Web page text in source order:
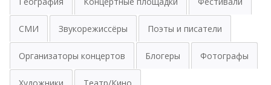
СМИ Звукорежиссёры Поэты и писатели
Организаторы концертов Блогеры Фотографы